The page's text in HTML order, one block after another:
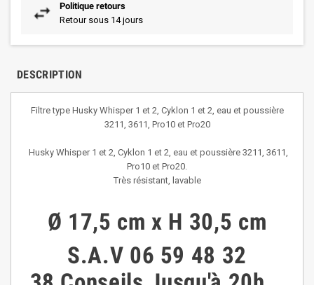
Politique retours
Retour sous 14 jours
DESCRIPTION
Filtre type Husky Whisper 1 et 2, Cyklon 1 et 2, eau et poussière
3211, 3611, Pro10 et Pro20
Husky Whisper 1 et 2, Cyklon 1 et 2, eau et poussière 3211, 3611,
Pro10 et Pro20.
Très résistant, lavable
Ø 17,5 cm x H 30,5 cm
S.A.V 06 59 48 32